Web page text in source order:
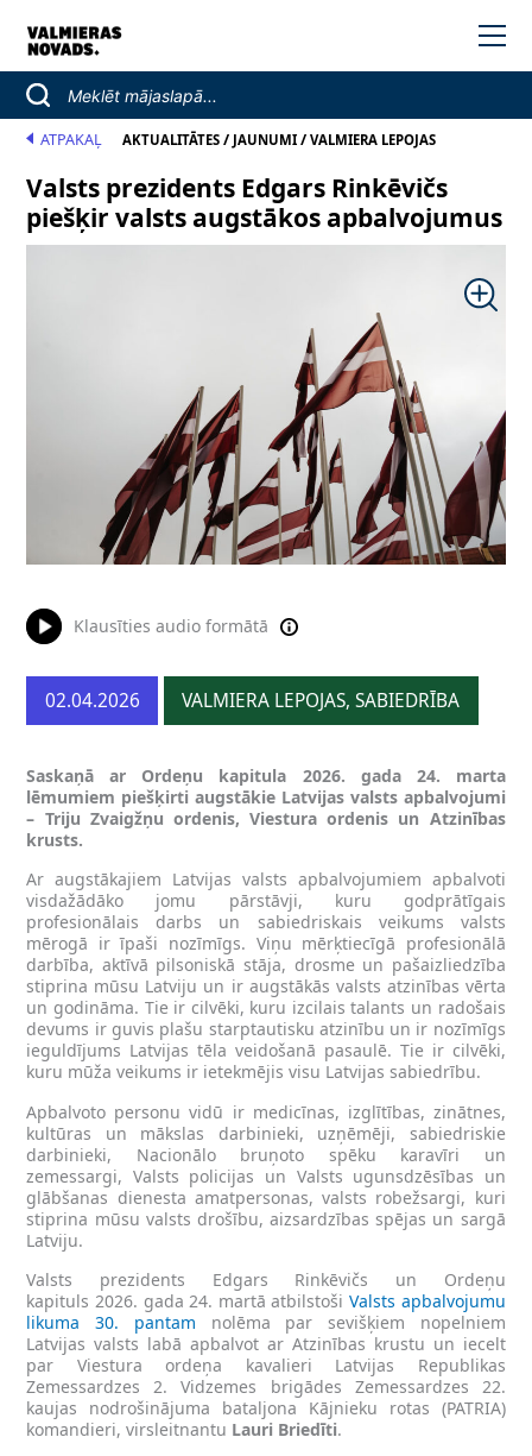
ATPAKAĻ AKTUALITĀTES/ JAUNUMI/ VALMIERA LEPOJAS
Valsts prezidents Edgars Rinkēvičs
piešķir valsts augstākos apbalvojumus
Klausīties audio formātā
02.04.2026 VALMIERA LEPOJAS, SABIEDRĪBA
Saskaņā ar Ordeņu kapitula 2026. gada 24. marta
lēmumiem piešķirti augstākie Latvijas valsts apbalvojumi
– Triju Zvaigžņu ordenis, Viestura ordenis un Atzinības
krusts.
Ar augstākajiem Latvijas valsts apbalvojumiem apbalvoti
visdažādāko jomu pārstāvji, kuru godprātīgais
profesionālais darbs un sabiedriskais veikums valsts
mērogā ir īpaši nozīmīgs. Viņu mērķtiecīgā profesionālā
darbība, aktīvā pilsoniskā stāja, drosme un pašaizliedzība
stiprina mūsu Latviju un ir augstākās valsts atzinības vērta
un godināma. Tie ir cilvēki, kuru izcilais talants un radošais
devums ir guvis plašu starptautisku atzinību un ir nozīmīgs
ieguldījums Latvijas tēla veidošanā pasaulē. Tie ir cilvēki,
kuru mūža veikums ir ietekmējis visu Latvijas sabiedrību.
Apbalvoto personu vidū ir medicīnas, izglītības, zinātnes,
kultūras un mākslas darbinieki, uzņēmēji, sabiedriskie
darbinieki, Nacionālo bruņoto spēku karavīri un
zemessargi, Valsts policijas un Valsts ugunsdzēsības un
glābšanas dienesta amatpersonas, valsts robežsargi, kuri
stiprina mūsu valsts drošību, aizsardzības spējas un sargā
Latviju.
Valsts prezidents Edgars Rinkēvičs un Ordeņu
kapituls 2026. gada 24. martā atbilstoši Valsts apbalvojumu
likuma 30. pantam nolēma par sevišķiem nopelniem
Latvijas valsts labā apbalvot ar Atzinības krustu un iecelt
par Viestura ordeņa kavalieri Latvijas Republikas
Zemessardzes 2. Vidzemes brigādes Zemessardzes 22.
kaujas nodrošinājuma bataljona Kājnieku rotas (PATRIA)
komandieri, virsleitnantu Lauri Briedīti.